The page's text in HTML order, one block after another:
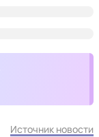
Источник новости